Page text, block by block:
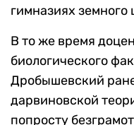
гимназиях земного
В то же время
биологического
Дробышевский
дарвиновской
попросту